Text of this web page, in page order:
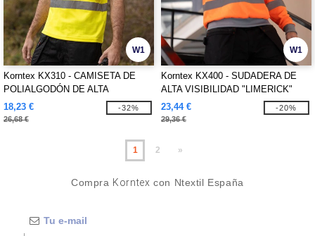
W1
Korntex KX310 - CAMISETA DE
POLIALGODÓN DE ALTA
VISIBILIDAD "BARCELONA"
18,23 €
26,68 €
-32%
W1
Korntex KX400 - SUDADERA DE
ALTA VISIBILIDAD "LIMERICK"
23,44 €
29,36 €
-20%
1 2 »
Compra Korntex con Ntextil España